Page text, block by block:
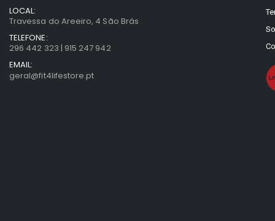
LOCAL:
Travessa do Areeiro, 4 São Brás
TELEFONE:
296 442 323 | 915 247 942
EMAIL:
geral@fit4lifestore.pt